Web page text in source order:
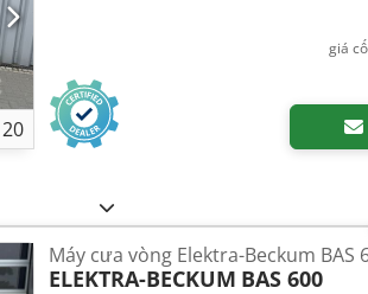
20
giá
Máy cưa vòng Elektra-Beckum BAS
ELEKTRA-BECKUM BAS 600